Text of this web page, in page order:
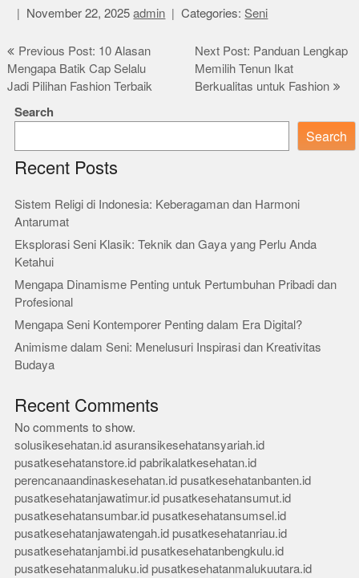
November 22, 2025 admin Categories:Seni
Post
navigation
Previous Post: 10 Alasan
Mengapa Batik Cap Selalu
Jadi Pilihan Fashion Terbaik
Next Post: Panduan Lengkap
Memilih Tenun Ikat
Berkualitas untuk Fashion
Search
Search
Recent Posts
Sistem Religi di Indonesia: Keberagaman dan Harmoni
Antarumat
Eksplorasi Seni Klasik: Teknik dan Gaya yang Perlu Anda
Ketahui
Mengapa Dinamisme Penting untuk Pertumbuhan Pribadi dan
Profesional
Mengapa Seni Kontemporer Penting dalam Era Digital?
Animisme dalam Seni: Menelusuri Inspirasi dan Kreativitas
Budaya
Recent Comments
No comments to show.
solusikesehatan.id asuransikesehatansyariah.id
pusatkesehatanstore.id pabrikalatkesehatan.id
perencanaandinaskesehatan.id pusatkesehatanbanten.id
pusatkesehatanjawatimur.id pusatkesehatansumut.id
pusatkesehatansumbar.id pusatkesehatansumsel.id
pusatkesehatanjawatengah.id pusatkesehatanriau.id
pusatkesehatanjambi.id pusatkesehatanbengkulu.id
pusatkesehatanmaluku.id pusatkesehatanmalukuutara.id